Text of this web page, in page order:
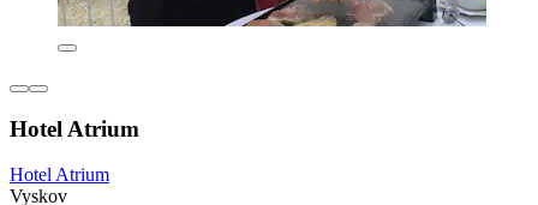
Hotel Atrium
Hotel Atrium
Vyskov